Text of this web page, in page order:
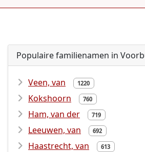
Populaire familienamen in
Veen, van 1220
Kokshoorn 760
Ham, van der 719
Leeuwen, van 692
Haastrecht, van 613